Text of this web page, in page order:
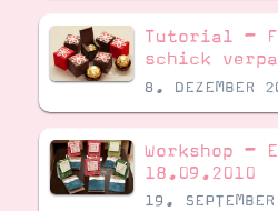
Tutorial –
schick
8. DEZEMBER
Workshop –
18.09.2010
19.